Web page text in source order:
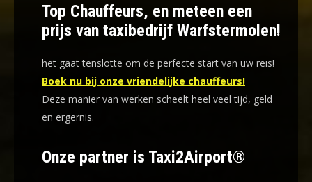
Top Chauffeurs, en meteen een
prijs van taxibedrijf Warfstermolen!
het gaat tenslotte om de perfecte start van uw reis!
Boek nu bij onze vriendelijke chauffeurs!
Deze manier van werken scheelt heel veel tijd, geld
en ergernis.
Onze partner is Taxi2Airport®